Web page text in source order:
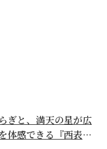
ぎと、満天の星が広
体感できる『西表島